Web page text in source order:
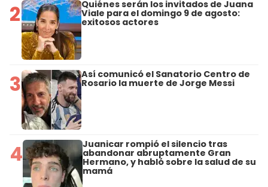
2 Quiénes serán los invitados de Juana
Viale para el domingo 9 de agosto:
exitosos actores
3 Así comunicó el Sanatorio Centro de
Rosario la muerte de Jorge Messi
4 Juanicar rompió el silencio tras
abandonar abruptamente Gran
Hermano, y habló sobre la salud de su
mamá